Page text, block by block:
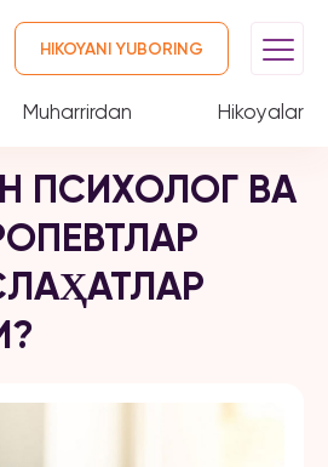
Muharrirdan Hikoyalar
HIKOYANI YUBORING
ПСИХОЛОГ ВА